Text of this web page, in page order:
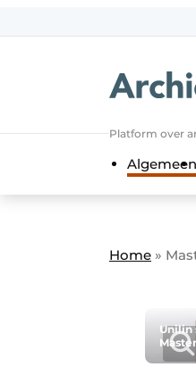
Platform over
Algemeen
Home »
Unilin